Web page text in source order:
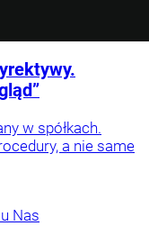
w spółkach.
a nie same
Nas